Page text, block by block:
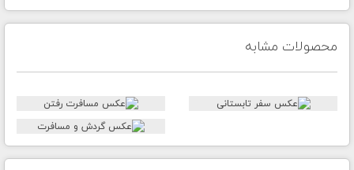
محصولات مشابه